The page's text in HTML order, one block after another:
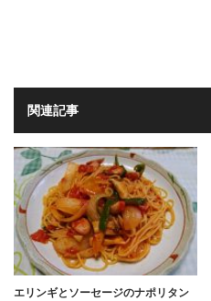
関連記事
エリンギとソーセージのナポリタン